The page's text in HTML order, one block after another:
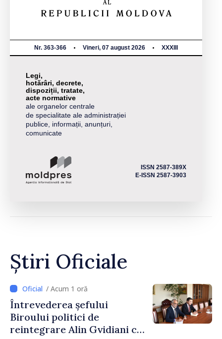
Nr. 363-366 Vineri, 07 august 2026 XXXIII
Legi,
hotărâri, decrete,
dispoziții, tratate,
acte normative
ale organelor centrale
de specialitate ale administrației
publice, informații, anunțuri,
comunicate
ISSN 2587-389X
E-ISSN 2587-3903
Știri Oficiale
/ Acum 1 oră
Întrevederea șefului
Biroului politici de
reintegrare Alin Gvidiani cu